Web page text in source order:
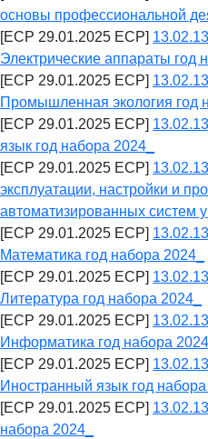
основы профессиональной
[ECP 29.01.2025 ECP]
Электрические аппараты год
[ECP 29.01.2025 ECP]
Промышленная экология год
[ECP 29.01.2025 ECP]
язык год набора 2024_
[ECP 29.01.2025 ECP]
эксплуатации, настройки и
автоматизированных систем
[ECP 29.01.2025 ECP]
Математика год набора 2024_
[ECP 29.01.2025 ECP]
Литература год набора 2024_
[ECP 29.01.2025 ECP]
Информатика год набора
[ECP 29.01.2025 ECP]
Иностранный язык год набора
[ECP 29.01.2025 ECP]
набора 2024_